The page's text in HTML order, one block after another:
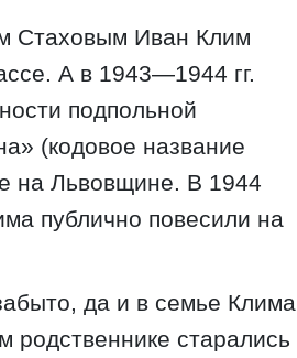
Стаховым Иван Клим
А в 1943—1944 гг.
подпольной
(кодовое название
на Львовщине. В 1944
публично повесили на
да и в семье Клима
родственнике старались